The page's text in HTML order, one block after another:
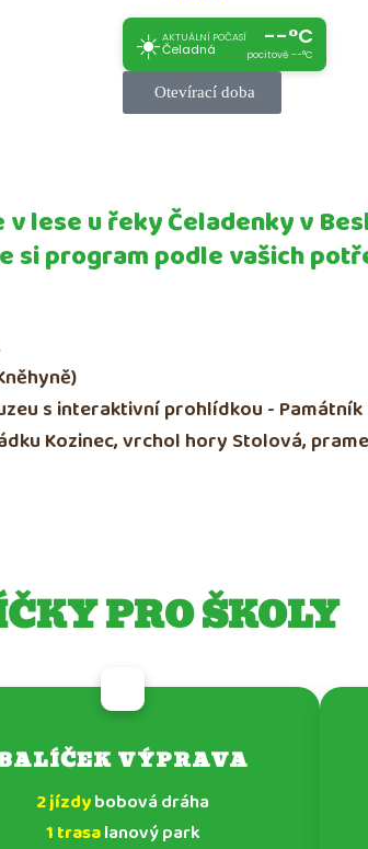
☀️AKTUÁLNÍ POČASÍ
Čeladná --°C
pocitově --°C
Otevírací doba
lese u řeky Čeladenky v
si program podle vašich
s interaktivní prohlídkou - Památník
Kozinec, vrchol hory Stolová,
PRO ŠKOLY
VÝPRAVA
2 jízdybobová dráha
1 trasalanový park